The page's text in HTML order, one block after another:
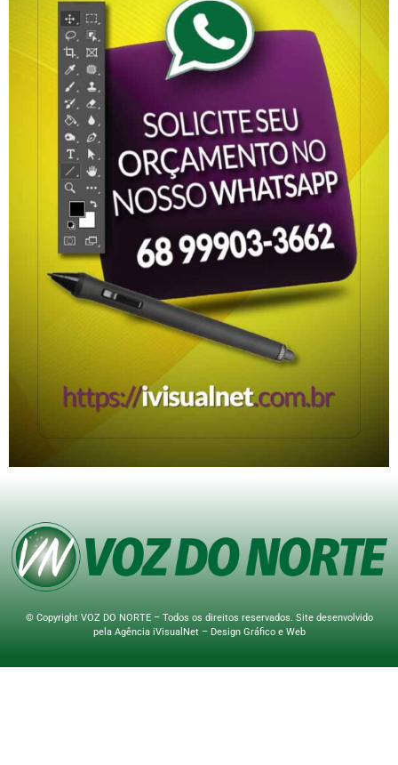
© Copyright VOZ DO NORTE – Todos os direitos reservados. Site desenvolvido
pela Agência iVisualNet – Design Gráfico e Web